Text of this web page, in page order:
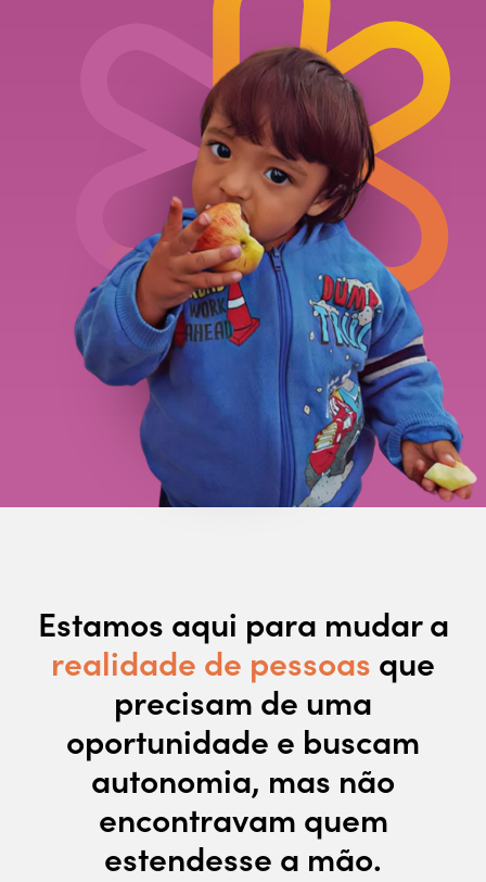
Estamos aqui para mudar a
realidade de pessoas que
precisam de uma
oportunidade e buscam
autonomia, mas não
encontravam quem
estendesse a mão.